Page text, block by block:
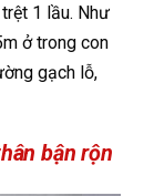
1 lầu. Như
ở trong con
gạch lỗ,
bận rộn